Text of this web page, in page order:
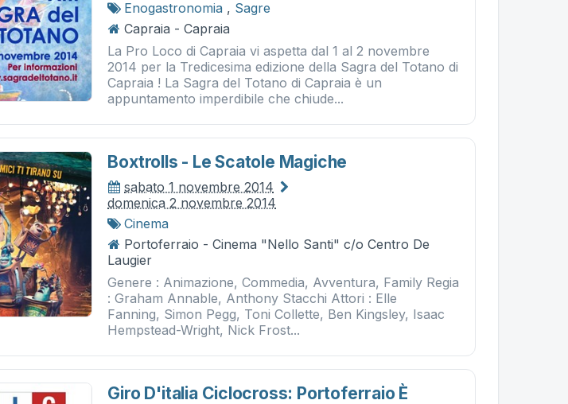
Enogastronomia , Sagre
Capraia - Capraia
La Pro Loco di Capraia vi aspetta dal 1 al 2 novembre
2014 per la Tredicesima edizione della Sagra del Totano di
Capraia ! La Sagra del Totano di Capraia è un
appuntamento imperdibile che chiude...
Boxtrolls - Le Scatole Magiche
sabato 1 novembre 2014
domenica 2 novembre 2014
Cinema
Portoferraio - Cinema "Nello Santi" c/o Centro De
Laugier
Genere : Animazione, Commedia, Avventura, Family Regia
: Graham Annable, Anthony Stacchi Attori : Elle
Fanning, Simon Pegg, Toni Collette, Ben Kingsley, Isaac
Hempstead-Wright, Nick Frost...
Giro D'italia Ciclocross: Portoferraio È